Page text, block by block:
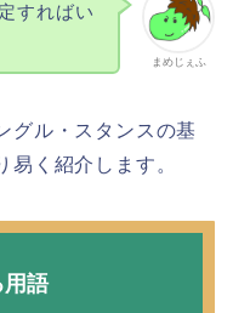
まめじぇふ
すればい
グル・スタンスの基
く紹介します。
用語